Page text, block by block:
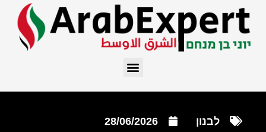
לבנון 28/06/2026